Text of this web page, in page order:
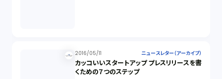
2016/05/11 ニュースレター（アーカイブ）
カッコいいスタートアップ プレスリリースを書
くための７つのステップ